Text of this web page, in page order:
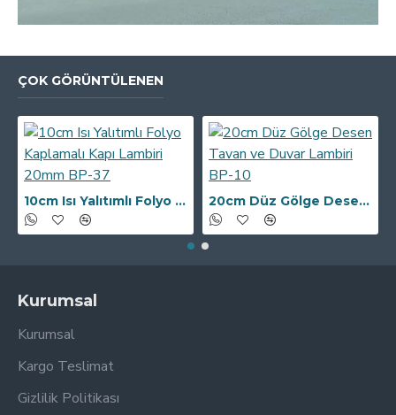
ÇOK GÖRÜNTÜLENEN
10cm Isı Yalıtımlı Folyo Kaplamalı Kapı Lambiri 20mm BP-37 20cm Düz Gölge Desen Tavan ve Duvar Lambiri BP-10
Kurumsal
Kurumsal
Kargo Teslimat
Gizlilik Politikası